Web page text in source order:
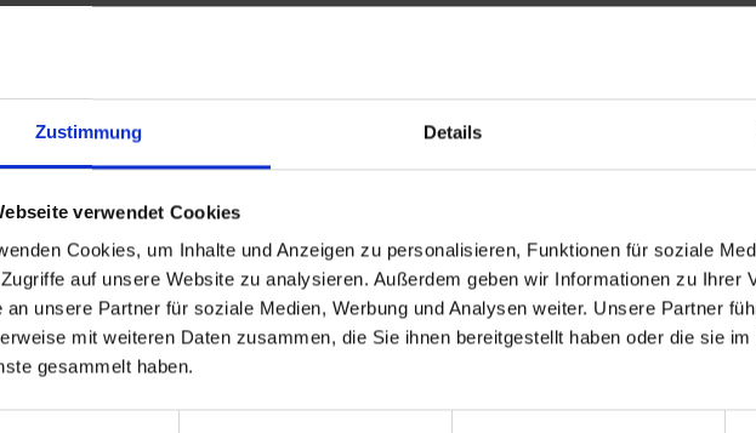
Zustimmung Details
verwendet Cookies
Cookies, um Inhalte und Anzeigen zu personalisieren, Funktionen für soziale
auf unsere Website zu analysieren. Außerdem geben wir Informationen zu Ihrer
an unsere Partner für soziale Medien, Werbung und Analysen weiter. Unsere Partner
mit weiteren Daten zusammen, die Sie ihnen bereitgestellt haben oder die sie
gesammelt haben.
Ausschreibungen und